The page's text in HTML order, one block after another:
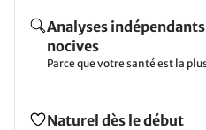
Analyses
nocives
Parce que votre santé est la
Naturel dès le début